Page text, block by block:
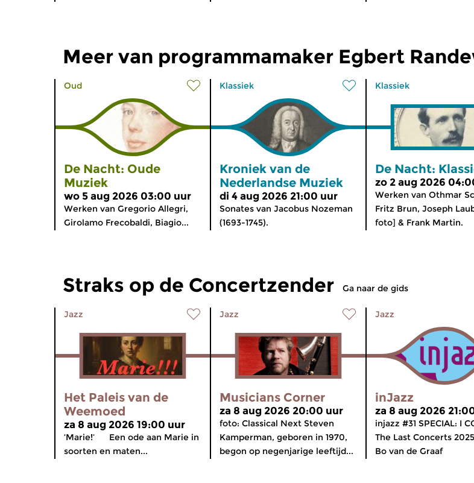
Meer van programmamaker Egbert
Oud
De Nacht: Oude
Muziek
wo 5 aug 2026 03:00 uur
Werken van Gregorio Allegri,
Girolamo Frecobaldi, Biagio...
Klassiek
Kroniek van de
Nederlandse Muziek
di 4 aug 2026 21:00 uur
Sonates van Jacobus Nozeman
(1693-1745).
Klassiek
De Nacht:
zo 2 aug 2026
Werken van Othmar
Fritz Brun, Joseph
foto] & Frank Martin.
Straks op de Concertzender Ga naar de gids
Jazz
Het Paleis van de
Weemoed
za 8 aug 2026 19:00 uur
‘Marie!’ Een ode aan Marie in
soorten en maten...
Jazz
Musicians Corner
za 8 aug 2026 20:00 uur
foto: Classical Next Steven
Kamperman, geboren in 1970,
begon op negenjarige leeftijd...
Jazz
inJazz
za 8 aug 2026
injazz #31 SPECIAL: I
The Last Concerts
Bo van de Graaf